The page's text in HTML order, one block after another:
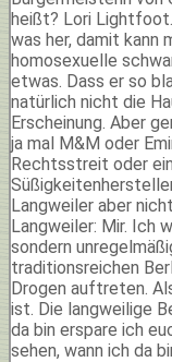
heißt? Lori
was her, damit kann
homosexuelle
etwas. Dass er so
natürlich nicht die
Erscheinung. Aber
ja mal M&M oder
Rechtsstreit oder
Langweiler aber
Langweiler: Mir. Ich
sondern
traditionsreichen
Drogen auftreten.
ist. Die langweilige
da bin erspare ich
sehen, wann ich da